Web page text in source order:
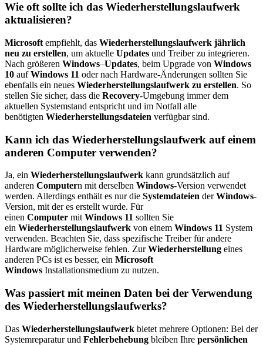
Wie oft sollte ich das Wiederherstellungslaufwerk
aktualisieren?
Microsoft empfiehlt, das Wiederherstellungslaufwerk jährlich
neu zu erstellen, um aktuelle Updates und Treiber zu integrieren.
Nach größeren Windows–Updates, beim Upgrade von Windows
10 aufWindows 11 oder nach Hardware-Änderungen sollten Sie
ebenfalls ein neues Wiederherstellungslaufwerk zu erstellen. So
stellen Sie sicher, dass die Recovery-Umgebung immer dem
aktuellen Systemstand entspricht und im Notfall alle
benötigten Wiederherstellungsdateien verfügbar sind.
Kann ich das Wiederherstellungslaufwerk auf einem
anderen Computer verwenden?
Ja, ein Wiederherstellungslaufwerk kann grundsätzlich auf
anderen Computern mit derselben Windows-Version verwendet
werden. Allerdings enthält es nur die Systemdateien derWindows-
Version, mit der es erstellt wurde. Für
einen Computer mitWindows 11 sollten Sie
ein Wiederherstellungslaufwerk von einem Windows 11 System
verwenden. Beachten Sie, dass spezifische Treiber für andere
Hardware möglicherweise fehlen. ZurWiederherstellung eines
anderen PCs ist es besser, ein Microsoft
Windows Installationsmedium zu nutzen.
Was passiert mit meinen Daten bei der Verwendung
des Wiederherstellungslaufwerks?
Das Wiederherstellungslaufwerk bietet mehrere Optionen: Bei der
Systemreparatur und Fehlerbehebung bleiben Ihre persönlichen